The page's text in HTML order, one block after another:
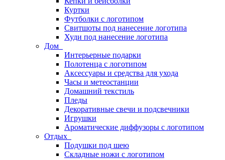
Куртки
Футболки с логотипом
Свитшоты под нанесение логотипа
Худи под нанесение логотипа
Дом
Интерьерные подарки
Полотенца с логотипом
Аксессуары и средства для ухода
Часы и метеостанции
Домашний текстиль
Пледы
Декоративные свечи и подсвечники
Игрушки
Ароматические диффузоры с логотипом
Отдых
Подушки под шею
Складные ножи с логотипом